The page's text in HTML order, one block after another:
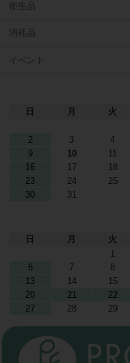
衛生品
消耗品
イベント
日
月 火
2
3 4
9
10 11
16
17 18
23
24 25
30
31
日
月 火
1
6
7 8
13
14 15
20
21 22
27
28 29